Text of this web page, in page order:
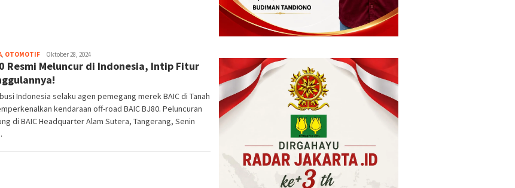
Perda Rampung 2026
OTOMOTIF ekaOktober 28, 2024
Resmi Meluncur di Indonesia, Intip Fitur
Indonesia selaku agen pemegang merek BAIC di Tanah
kendaraan off-road BAIC BJ80. Peluncuran
di BAIC Headquarter Alam Sutera, Tangerang, Senin